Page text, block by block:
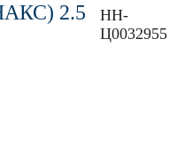
2.5
НН-
Ц0032955